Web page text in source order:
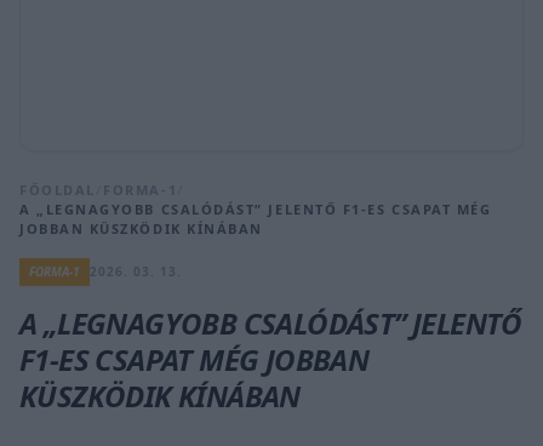
FŐOLDAL FORMA-1
A „LEGNAGYOBB CSALÓDÁST” JELENTŐ F1-ES CSAPAT MÉG
JOBBAN KÜSZKÖDIK KÍNÁBAN
FORMA-1
A „LEGNAGYOBB CSALÓDÁST” JELENTŐ
F1-ES CSAPAT MÉG JOBBAN
KÜSZKÖDIK KÍNÁBAN